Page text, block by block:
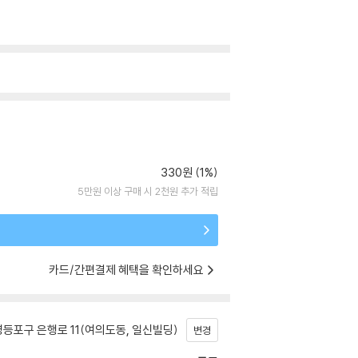
330원 (1%)
5만원 이상 구매 시 2천원 추가 적립
카드/간편결제 혜택을 확인하세요
포구 은행로 11(여의도동, 일신빌딩) 변경